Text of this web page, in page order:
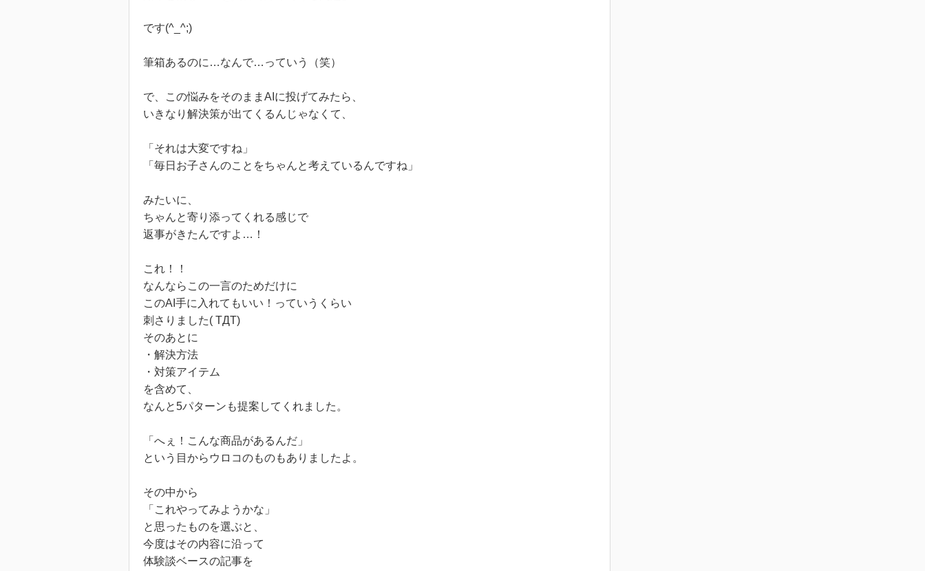
です(^_^;)
筆箱あるのに…なんで…っていう（笑）
で、この悩みをそのままAIに投げてみたら、
いきなり解決策が出てくるんじゃなくて、
「それは大変ですね」
「毎日お子さんのことをちゃんと考えているんですね」
みたいに、
ちゃんと寄り添ってくれる感じで
返事がきたんですよ…！
これ！！
なんならこの一言のためだけに
このAI手に入れてもいい！っていうくらい
刺さりました( TДT)
そのあとに
・解決方法
・対策アイテム
を含めて、
なんと5パターンも提案してくれました。
「へぇ！こんな商品があるんだ」
という目からウロコのものもありましたよ。
その中から
「これやってみようかな」
と思ったものを選ぶと、
今度はその内容に沿って
体験談ベースの記事を